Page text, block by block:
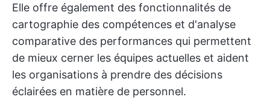
Elle offre également des fonctionnalités de
cartographie des compétences et d'analyse
comparative des performances qui permettent
de mieux cerner les équipes actuelles et aident
les organisations à prendre des décisions
éclairées en matière de personnel.